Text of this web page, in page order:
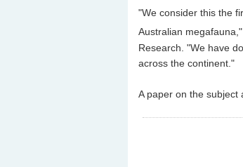
"We consider this the
Australian
Research. "We have
across the continent."
A paper on the subject